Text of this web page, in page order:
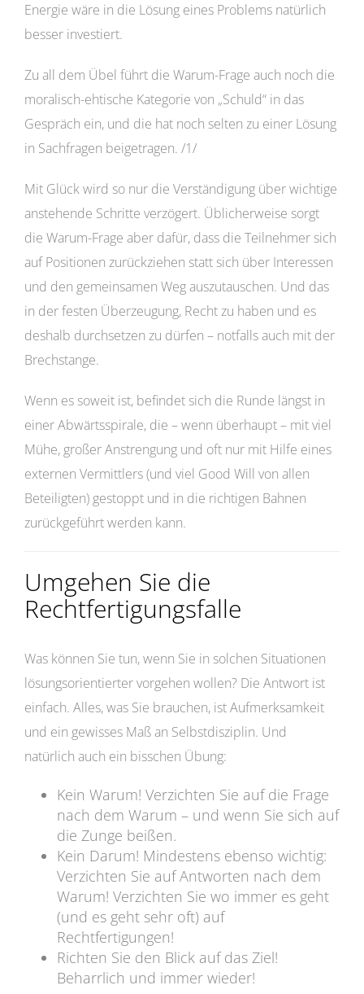
Energie wäre in die Lösung eines Problems natürlich
besser investiert.
Zu all dem Übel führt die Warum-Frage auch noch die
moralisch-ehtische Kategorie von „Schuld“ in das
Gespräch ein, und die hat noch selten zu einer Lösung
in Sachfragen beigetragen. /1/
Mit Glück wird so nur die Verständigung über wichtige
anstehende Schritte verzögert. Üblicherweise sorgt
die Warum-Frage aber dafür, dass die Teilnehmer sich
auf Positionen zurückziehen statt sich über Interessen
und den gemeinsamen Weg auszutauschen. Und das
in der festen Überzeugung, Recht zu haben und es
deshalb durchsetzen zu dürfen – notfalls auch mit der
Brechstange.
Wenn es soweit ist, befindet sich die Runde längst in
einer Abwärtsspirale, die – wenn überhaupt – mit viel
Mühe, großer Anstrengung und oft nur mit Hilfe eines
externen Vermittlers (und viel Good Will von allen
Beteiligten) gestoppt und in die richtigen Bahnen
zurückgeführt werden kann.
Umgehen Sie die
Rechtfertigungsfalle
Was können Sie tun, wenn Sie in solchen Situationen
lösungsorientierter vorgehen wollen? Die Antwort ist
einfach. Alles, was Sie brauchen, ist Aufmerksamkeit
und ein gewisses Maß an Selbstdisziplin. Und
natürlich auch ein bisschen Übung:
Kein Warum! Verzichten Sie auf die Frage
nach dem Warum – und wenn Sie sich auf
die Zunge beißen.
Kein Darum! Mindestens ebenso wichtig:
Verzichten Sie auf Antworten nach dem
Warum! Verzichten Sie wo immer es geht
(und es geht sehr oft) auf
Rechtfertigungen!
Richten Sie den Blick auf das Ziel!
Beharrlich und immer wieder!